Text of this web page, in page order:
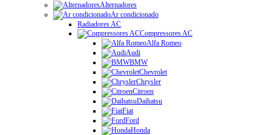
Alternadores
Ar condicionado
Radiadores AC
Compressores AC
Alfa Romeo
Audi
BMW
Chevrolet
Chrysler
Citroen
Daihatsu
Fiat
Ford
Honda